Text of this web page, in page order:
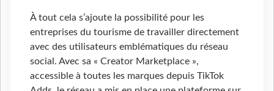
À tout cela s’ajoute la possibilité pour les
entreprises du tourisme de travailler directement
avec des utilisateurs emblématiques du réseau
social. Avec sa « Creator Marketplace »,
accessible à toutes les marques depuis TikTok